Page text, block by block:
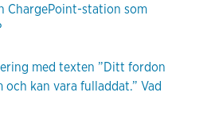
ChargePoint-station som
med texten ”Ditt fordon
kan vara fulladdat.” Vad